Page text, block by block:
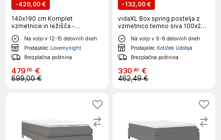
-420,00 €
140x190 cm Komplet
vzmetnice in ležišča -
Supérieur
Na voljo v 12-15 delovnih dneh
Prodajalec Lovemynight
Brezplačna poštnina
479 00 €
899,00 €
-132,00 €
vidaXL Box spring postelja z
vzmetnico temno siva 100x200
cm žamet
Na voljo v 6-8 delovnih dneh
Prodajalec Kotiček Udobja
Brezplačna poštnina
330 49 €
462,49 €